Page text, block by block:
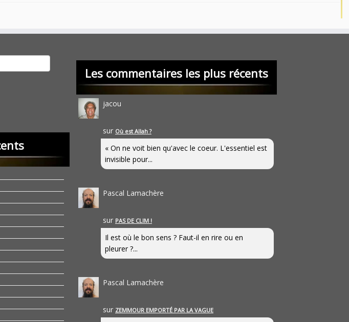
Les commentaires les plus récents
jacou
sur Où est Allah ?
« On ne voit bien qu'avec le coeur. L'essentiel est
invisible pour...
Pascal Lamachère
sur PAS DE CLIM !
Il est où le bon sens ? Faut-il en rire ou en
pleurer ?...
Pascal Lamachère
sur ZEMMOUR EMPORTÉ PAR LA VAGUE